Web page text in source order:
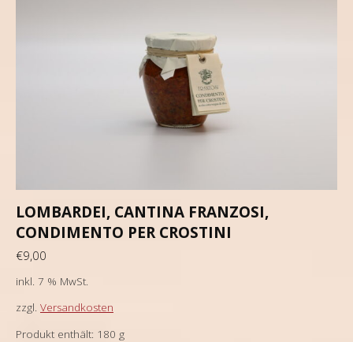
LOMBARDEI, CANTINA FRANZOSI,
CONDIMENTO PER CROSTINI
€9,00
inkl. 7 % MwSt.
zzgl. Versandkosten
Produkt enthält: 180 g